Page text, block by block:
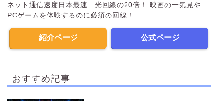
ネット通信速度日本最速！光回線の20倍！ 映画の一気見や
PCゲームを体験するのに必須の回線！
紹介ページ 公式ページ
おすすめ記事